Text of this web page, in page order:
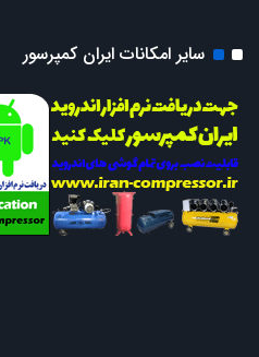
سایر امکانات ایران کمپرسور